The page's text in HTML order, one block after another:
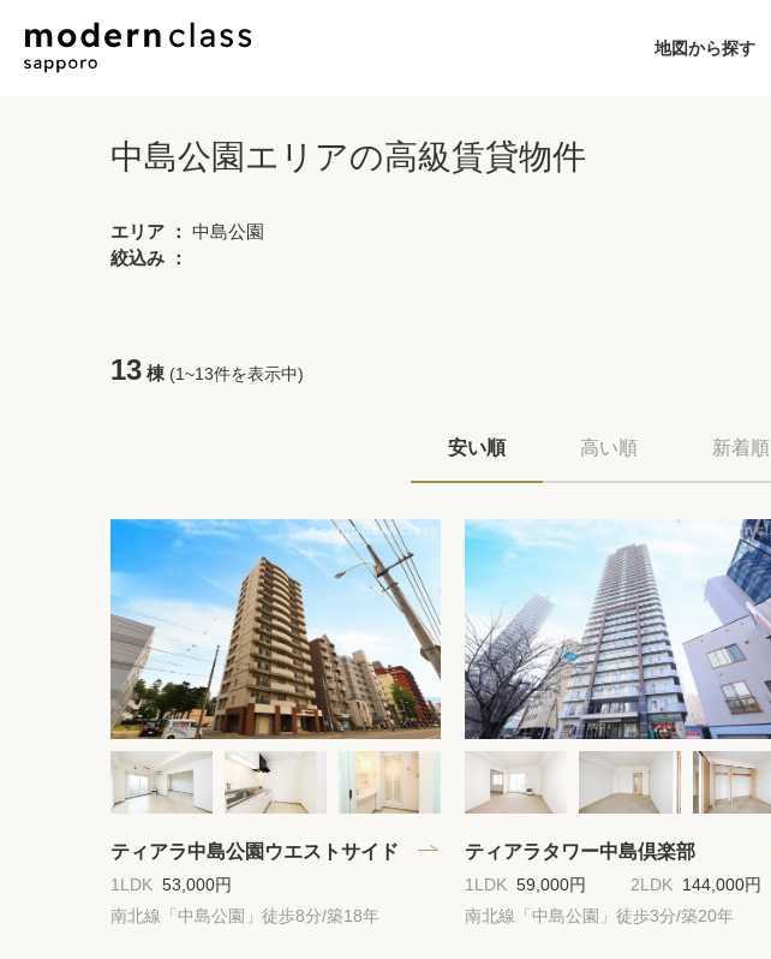
地図から探す
中島公園エリアの高級賃貸物件
エリア ： 中島公園
絞込み ：
13 棟 (1~13件を表示中)
安い順 高い順 新着順
ティアラ中島公園ウエストサイド
1LDK 53,000円
南北線「中島公園」徒歩8分/築18年
ティアラタワー中島倶楽部
1LDK 59,000円 2LDK
144,000円
南北線「中島公園」徒歩3分/築20年